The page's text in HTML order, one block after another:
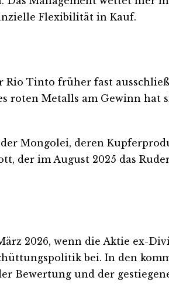
Flexibilität in Kauf.
Tinto früher fast
roten Metalls am Gewinn hat
Mongolei, deren
der im August 2025 das
2026, wenn die Aktie ex-
bei. In den
Bewertung und der